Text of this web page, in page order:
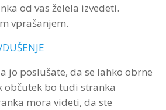
od vas želela izvedeti.
vprašanjem.
jo poslušate, da se lahko obrne
občutek bo tudi stranka
mora videti, da ste